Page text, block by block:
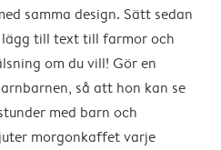
samma design. Sätt sedan
till text till farmor och
om du vill! Gör en
så att hon kan se
med barn och
morgonkaffet varje